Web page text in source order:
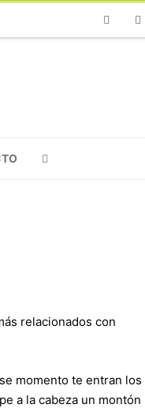
relacionados con
momento te entran los
a la cabeza un montón